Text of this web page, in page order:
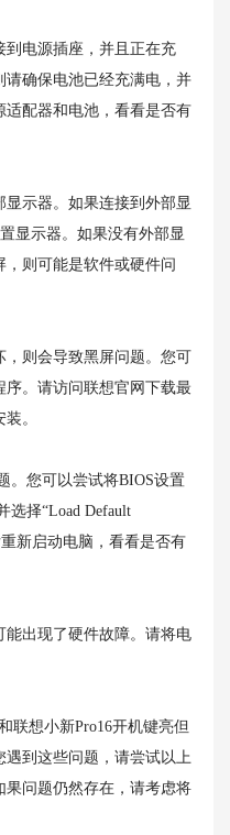
电源插座，并且正在充
请确保电池已经充满电，并
配器和电池，看看是否有
示器。如果连接到外部显
显示器。如果没有外部显
则可能是软件或硬件问
则会导致黑屏问题。您可
序。请访问联想官网下载最
。
您可以尝试将BIOS设置
选择“Load Default
新启动电脑，看看是否有
出现了硬件故障。请将电
想小新Pro16开机键亮但
到这些问题，请尝试以上
问题仍然存在，请考虑将